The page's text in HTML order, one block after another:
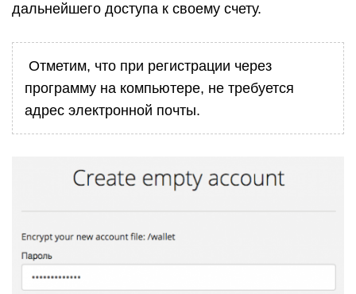
дальнейшего доступа к своему счету.
Отметим, что при регистрации через
программу на компьютере, не требуется
адрес электронной почты.